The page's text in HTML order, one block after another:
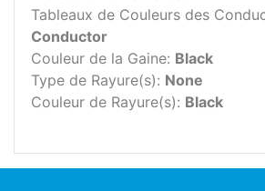
Tableaux de Couleurs des
Conductor
Couleur de la Gaine: Black
Type de Rayure(s): None
Couleur de Rayure(s): Black